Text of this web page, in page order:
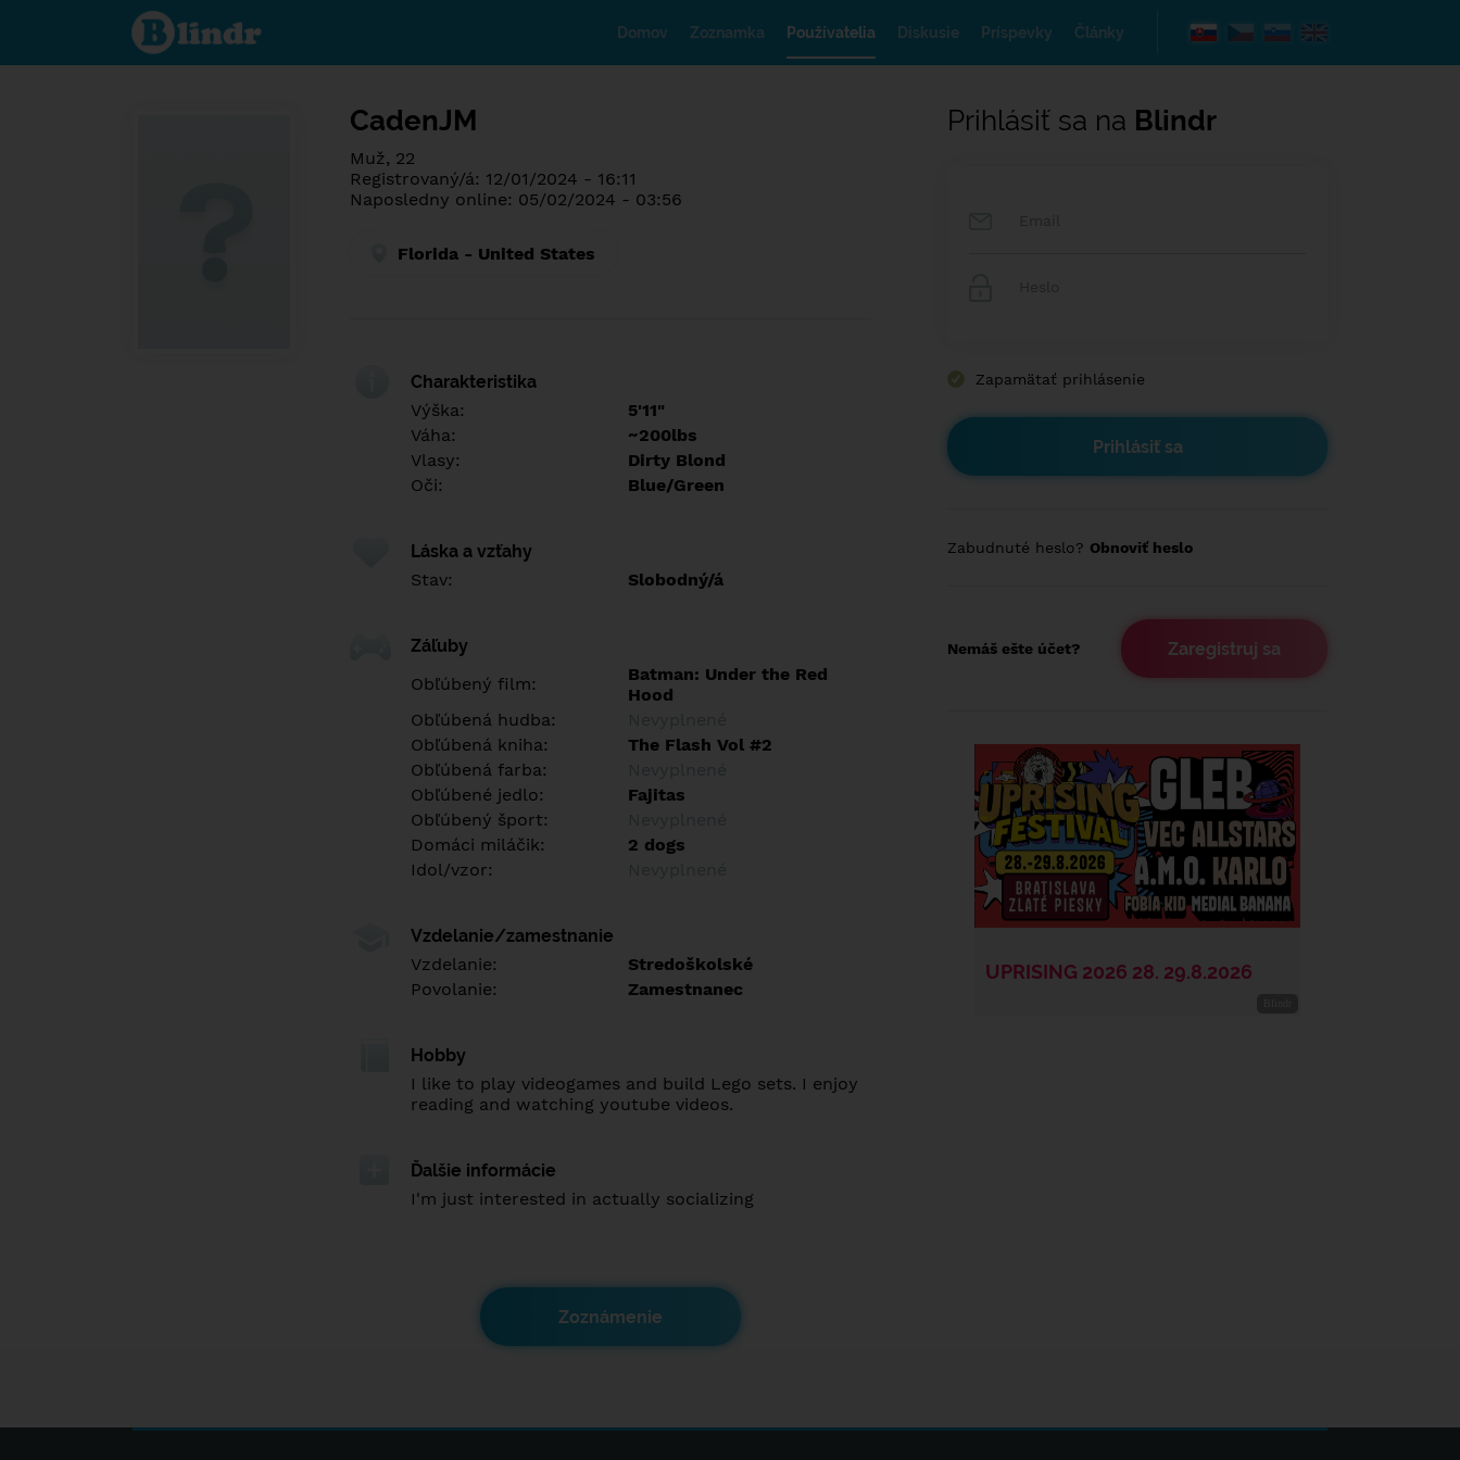
Spoznaj čo je
pod maskou.
Zoznamovacia
Domov Zoznamka Používatelia Diskusie Príspevky Články
CadenJM
Muž, 22
Registrovaný/á: 12/01/2024 - 16:11
Naposledny online: 05/02/2024 - 03:56
Florida - United States
Charakteristika
Výška:
5'11"
Váha:
~200lbs
Vlasy:
Dirty Blond
Oči:
Blue/Green
Láska a vzťahy
Stav:
Slobodný/á
Záľuby
Obľúbený film:
Batman: Under the Red
Hood
Obľúbená hudba:
Obľúbená kniha:
The Flash Vol #2
Obľúbená farba:
Obľúbené jedlo:
Fajitas
Obľúbený šport:
Domáci miláčik:
2 dogs
Idol/vzor:
Vzdelanie/zamestnanie
Vzdelanie:
Stredoškolské
Povolanie:
Zamestnanec
Hobby
I like to play videogames and build Lego sets. I enjoy
reading and watching youtube videos.
Ďalšie informácie
I'm just interested in actually socializing
Zoznámenie
Prihlásiť sa na Blindr
Zapamätať prihlásenie
Zabudnuté heslo? Obnoviť heslo
Nemáš ešte účet? Zaregistruj sa